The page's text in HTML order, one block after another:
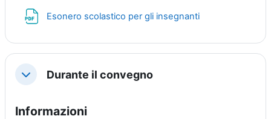
Esonero scolastico per gli insegnanti
ReplierDurante il convegno
Informazioni